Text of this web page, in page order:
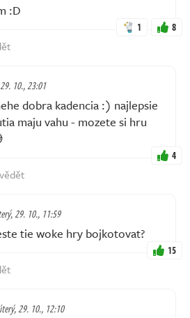
:D
1 8
10., 23:01
dobra kadencia :) najlepsie
maju vahu - mozete si hru
4
29. 10., 11:59
tie woke hry bojkotovat?
15
29. 10., 12:10